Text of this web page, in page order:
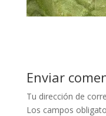
Enviar
Tu dirección de
Los campos